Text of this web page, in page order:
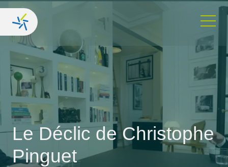
Le Déclic de Christophe
Pinguet